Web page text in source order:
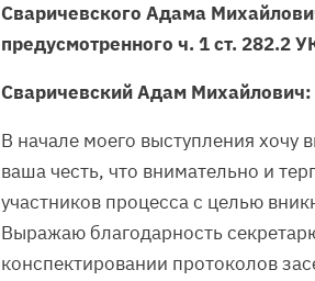
Сваричевского Адама
предусмотренного ч. 1 ст. 282.2
Сваричевский Адам Михайлович:
В начале моего выступления хочу
ваша честь, что внимательно и
участников процесса с целью
Выражаю благодарность
конспектировании протоколов